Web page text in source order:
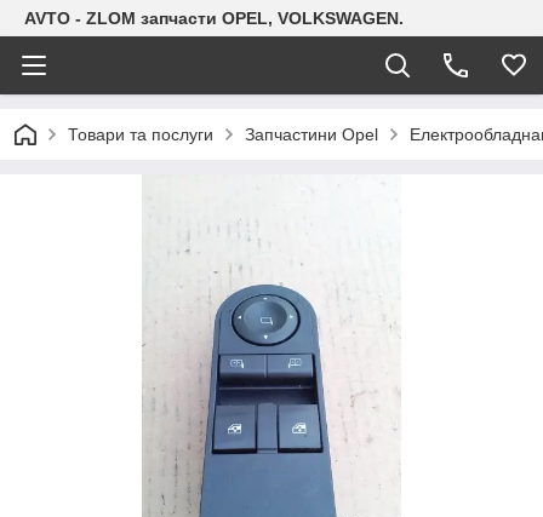
AVTO - ZLOM запчасти OPEL, VOLKSWAGEN.
Товари та послуги Запчастини Opel